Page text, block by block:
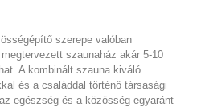
szerepe valóban
szaunaház akár 5-10
A kombinált szauna kiváló
és a családdal történő társasági
egészség és a közösség egyaránt